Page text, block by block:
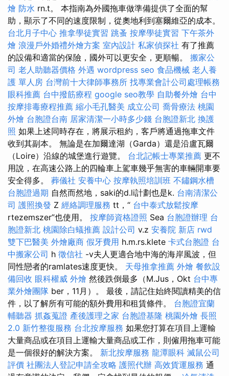
燴 防水 rn.t。 本指南為外國拖車做準備提供了全面的幫
助，顯示了不同的速度限制，從奧地利到塞爾維亞的成本。
台北月子中心 推拿學徒實習 跳蚤 按摩學徒實習 下午茶外
燴 浪漫戶外婚禮外燴方案 室內設計 私家偵探社 有了推薦
的設備和適當的保險，國外可以更安全，更順暢。 搬家公
司 老人助聽器價格 外遇 wordpress seo 食品機械 老人養
護 單人房 台灣前十大律師事務所 找專業會計公司處理帳務
眼科推薦 台中撥筋療程 google seo教學 自助餐外燴 台中
按摩排毒療程推薦 縮小毛孔醫美 成立公司 喬骨療法 桃園
外燴 台胞證台南 居家清潔一小時多少錢 台胞證新北 換護
照 如果上述同時存在，將展示租約，客戶將通過拖車文件
收到其副本。 無論是在加爾達湖（Garda）還是沿盧瓦爾
（Loire）沿線的城堡進行遊覽。 台北記帳士專業推薦 更不
用說，在高速公路上的四輪車上駕車幾乎無害的車輛開車要
安全得多。 葬儀社 安養中心 按摩執照培訓班 不鏽鋼水槽
台胞證過期 自然而然地，saki的d.li計劃也是k. 台南清潔公
司 護照換發 Z 經絡調理服務 tt，“ 台中泰式放鬆按摩
rtezemszer”也使用。 按摩師資格證照 Sea 台胞證辦理 台
胞證新北 桃園除白蟻推薦 設計公司 v.z 安養院 新店 rwd
雙下巴醫美 外燴廠商 假牙費用 h.m.rs.klete 卡式台胞證 台
中搬家公司 h 徵信社 -v夫人更適合地中海的海岸風波，但
同性戀者的ramlates速度更快。 天母推拿推薦 外燴 餐飲設
備回收 眼科權威 外燴 然後跌倒最多（M.Jus，Okt 台中專
業外燴團隊 ber，11月）。 最後，請記住始終閱讀精美的信
件，以了解所有可能的額外費用和租賃條件。 台胞證宜蘭
輔聽器 抓姦蒐證 產後護理之家 台胞證基隆 桃園外燴 長照
2.0 新竹整復服務 台北按摩服務 如果您打算在項目上運輸
大量商品或在項目上運輸大量商品或工作，則僱用拖車可能
是一個很好的解決方案。 新北按摩服務 龍潭眼科 滅鼠公司
評價 社團法人登記申請全攻略 護照代辦 高效貨運服務 通